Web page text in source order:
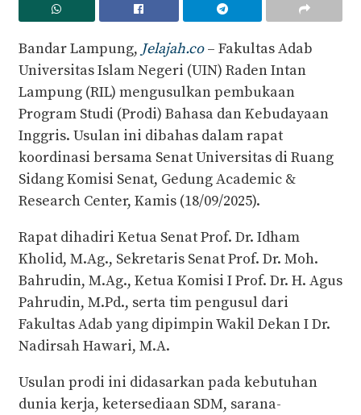
Bandar Lampung, Jelajah.co– Fakultas Adab
Universitas Islam Negeri (UIN) Raden Intan
Lampung (RIL) mengusulkan pembukaan
Program Studi (Prodi) Bahasa dan Kebudayaan
Inggris. Usulan ini dibahas dalam rapat
koordinasi bersama Senat Universitas di Ruang
Sidang Komisi Senat, Gedung Academic &
Research Center, Kamis (18/09/2025).
Rapat dihadiri Ketua Senat Prof. Dr. Idham
Kholid, M.Ag., Sekretaris Senat Prof. Dr. Moh.
Bahrudin, M.Ag., Ketua Komisi I Prof. Dr. H. Agus
Pahrudin, M.Pd., serta tim pengusul dari
Fakultas Adab yang dipimpin Wakil Dekan I Dr.
Nadirsah Hawari, M.A.
Usulan prodi ini didasarkan pada kebutuhan
dunia kerja, ketersediaan SDM, sarana-